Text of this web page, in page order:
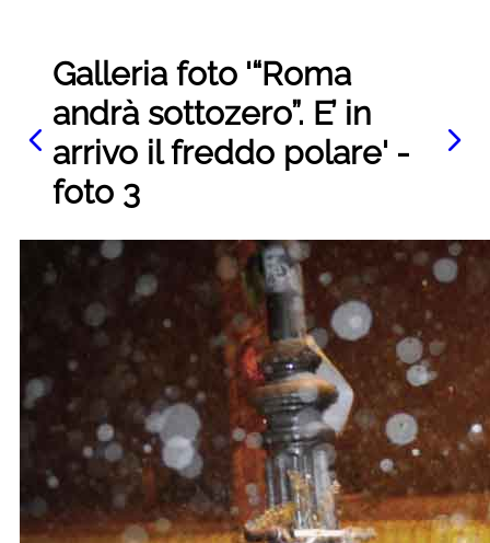
Galleria foto '“Roma
andrà sottozero”. E’ in
arrivo il freddo polare' -
foto 3